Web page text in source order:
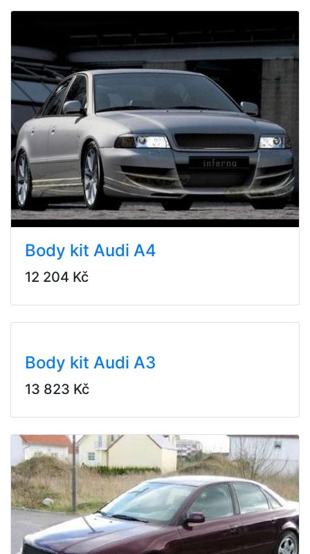
Body kit Audi A4
12 204 Kč
Body kit Audi A3
13 823 Kč